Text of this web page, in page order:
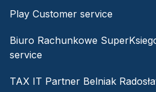
Play Customer service
Biuro Rachunkowe
service
TAX IT Partner Belniak